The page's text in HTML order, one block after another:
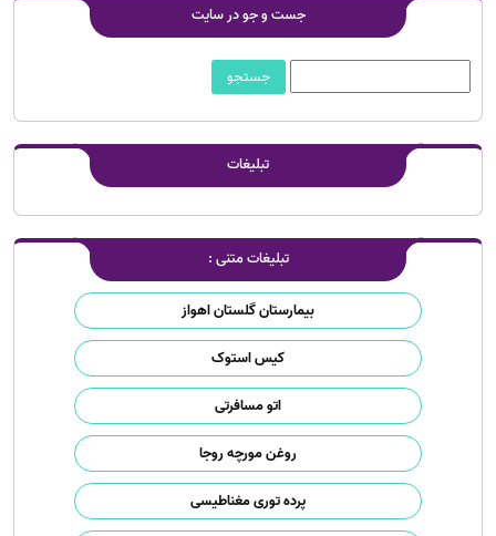
جست و جو در سایت
تبلیغات
تبلیغات متنی :
بیمارستان گلستان اهواز
کیس استوک
اتو مسافرتی
روغن مورچه روجا
پرده توری مغناطیسی